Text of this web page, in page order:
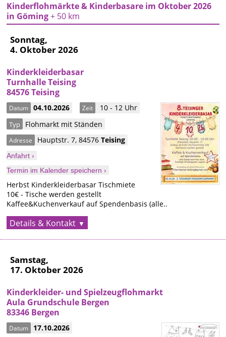
Kinderflohmärkte & Kinderbasare im Oktober 2026
in Göming+ 50 km
Sonntag,
4. Oktober 2026
Kinderkleiderbasar
Turnhalle Teising
84576 Teising
Datum 04.10.2026 Zeit 10 - 12 Uhr
Typ Flohmarkt mit Ständen
Adresse Hauptstr. 7,84576Teising
Anfahrt ›
Termin im Kalender speichern ›
Herbst Kinderkleiderbasar Tischmiete
10€ - Tische werden gestellt
Kaffee&Kuchenverkauf auf Spendenbasis (alle..
Details & Kontakt
Samstag,
17. Oktober 2026
Kinderkleider- und Spielzeugflohmarkt
Aula Grundschule Bergen
83346 Bergen
Datum 17.10.2026